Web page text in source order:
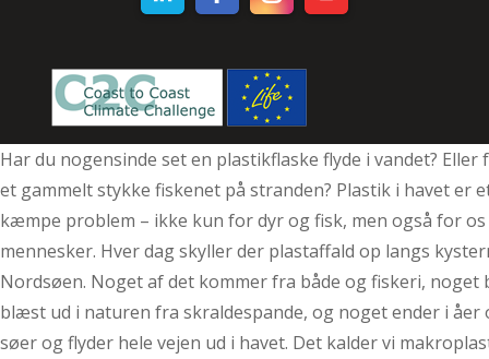
Har du nogensinde set en plastikflaske flyde i vandet? Eller
et gammelt stykke fiskenet på stranden? Plastik i havet er
kæmpe problem – ikke kun for dyr og fisk, men også for os
mennesker. Hver dag skyller der plastaffald op langs
Nordsøen. Noget af det kommer fra både og fiskeri, noget
blæst ud i naturen fra skraldespande, og noget ender i åer
søer og flyder hele vejen ud i havet. Det kalder vi